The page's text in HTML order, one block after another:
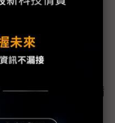
流衝擊時，伺服
同時降低數據中
電源模組需要具備
子的全橋式升降